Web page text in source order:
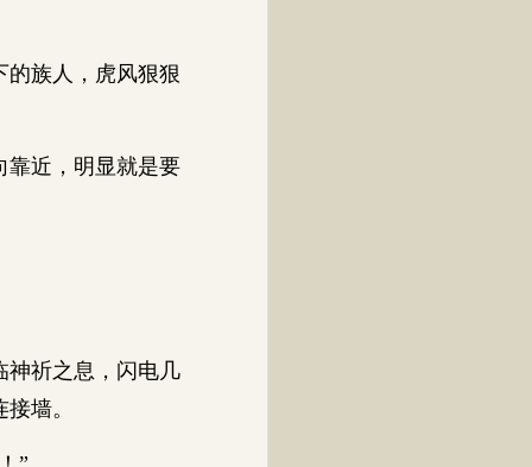
族人，虎风狠狠
近，明显就是要
祈之息，闪电几
墙。